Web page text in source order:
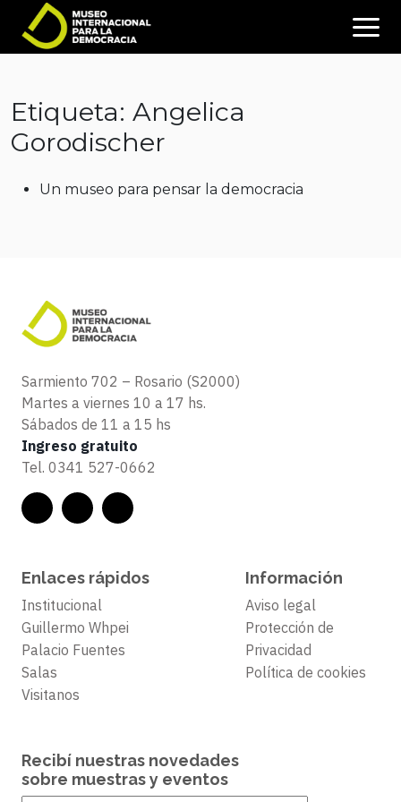
Etiqueta: Angelica
Gorodischer
Un museo para pensar la democracia
Sarmiento 702 – Rosario (S2000)
Martes a viernes 10 a 17 hs.
Sábados de 11 a 15 hs
Ingreso gratuito
Tel. 0341 527-0662
Enlaces rápidos
Institucional
Guillermo Whpei
Palacio Fuentes
Salas
Visitanos
Información
Aviso legal
Protección de
Privacidad
Política de cookies
Recibí nuestras novedades
sobre muestras y eventos